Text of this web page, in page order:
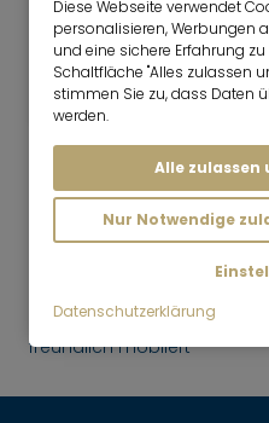
6.5 Zimmer
230
München-Lehel
Wohnen in Toplage, hell
freundlich möbliert
Diese Webseite verwendet
personalisieren, Werbungen
und eine sichere Erfahrung
Schaltfläche "Alles zulassen
stimmen Sie zu, dass Daten
werden.
Alle
Nur Notwendige
Datenschutzerklärung